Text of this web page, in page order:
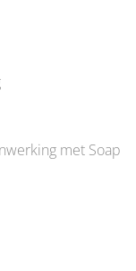
met Soap